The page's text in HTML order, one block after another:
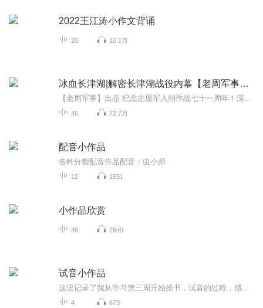
2022王江涛小作文背诵
20 10.1万
冰血长津湖|解密长津湖战役内幕【老周军事】出品
45 72.7万
配音小作品
各种分裂配音作品配音：虫小师
12 1531
小作品欣赏
46 2640
试音小作品
4 673